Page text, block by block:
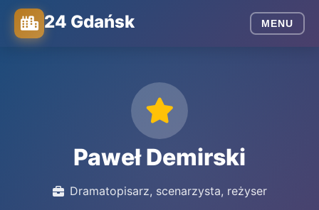
24 Gdańsk MENU
Paweł Demirski
Dramatopisarz, scenarzysta, reżyser